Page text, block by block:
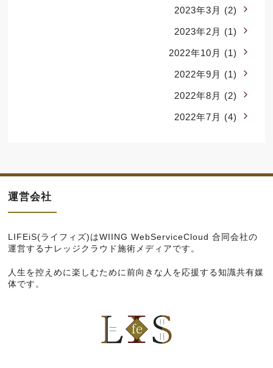
2023年3月 (2)
2023年2月 (1)
2022年10月 (1)
2022年9月 (1)
2022年8月 (2)
2022年7月 (4)
運営会社
LIFEiS(ライフィズ)はWIING WebServiceCloud 合同会社の
運営するナレッジクラウド施術メディアです。
人生を控えめに楽しむために前向きな人を応援する知識共有媒
体です。